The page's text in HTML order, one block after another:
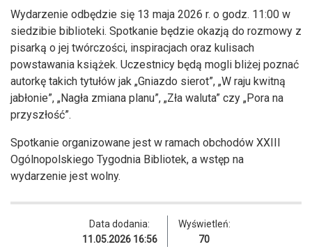
Wydarzenie odbędzie się 13 maja 2026 r. o godz. 11:00 w
siedzibie biblioteki. Spotkanie będzie okazją do rozmowy z
pisarką o jej twórczości, inspiracjach oraz kulisach
powstawania książek. Uczestnicy będą mogli bliżej poznać
autorkę takich tytułów jak „Gniazdo sierot”, „W raju kwitną
jabłonie”, „Nagła zmiana planu”, „Zła waluta” czy „Pora na
przyszłość”.
Spotkanie organizowane jest w ramach obchodów XXIII
Ogólnopolskiego Tygodnia Bibliotek, a wstęp na
wydarzenie jest wolny.
Data dodania:
11.05.2026 16:56
Wyświetleń:
70